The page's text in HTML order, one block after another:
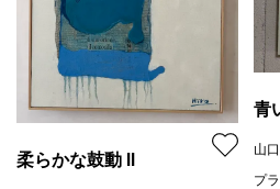
柔らかな鼓動 Ⅱ
青
山
プ